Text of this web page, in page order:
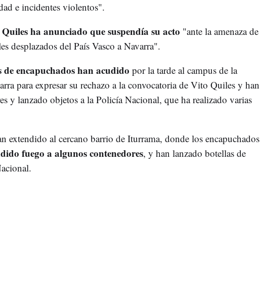
e incidentes violentos".
ha anunciado que suspendía su acto "ante la amenaza de
desplazados del País Vasco a Navarra".
de encapuchados han acudido por la tarde al campus de la
para expresar su rechazo a la convocatoria de Vito Quiles y han
y lanzado objetos a la Policía Nacional, que ha realizado varias
extendido al cercano barrio de Iturrama, donde los encapuchados
fuego a algunos contenedores, y han lanzado botellas de